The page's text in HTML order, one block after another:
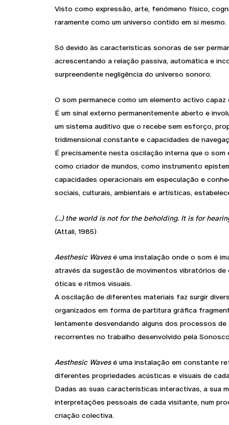
Visto como expressão, arte, fenómeno físico,
raramente como um universo contido em si mesmo.
Só devido às características sonoras de ser
acrescentando a relação passiva, automática e
surpreendente negligência do universo sonoro.
O som permanece como um elemento activo
É um sinal externo permanentemente aberto e
um sistema auditivo que o recebe sem esforço,
tridimensional constante e capacidades de
É precisamente nesta oscilação interna que o som
como criador de mundos, como instrumento
capacidades operacionais em especulação e
sociais, culturais, ambientais e artísticas,
(...) the world is not for the beholding. It is for
(Attali, 1985)
Aesthesic Wavesé uma instalação onde o som é
através da sugestão de movimentos vibratórios
óticas e ritmos visuais.
A oscilação de diferentes materiais faz surgir
organizados em forma de partitura gráfica
lentamente desvendando alguns dos processos
recorrentes no trabalho desenvolvido pela
Aesthesic Wavesé uma instalação em constante
diferentes propriedades acústicas e visuais de
Dadas as suas características interactivas, a sua
interpretações pessoais de cada visitante, num
criação colectiva.